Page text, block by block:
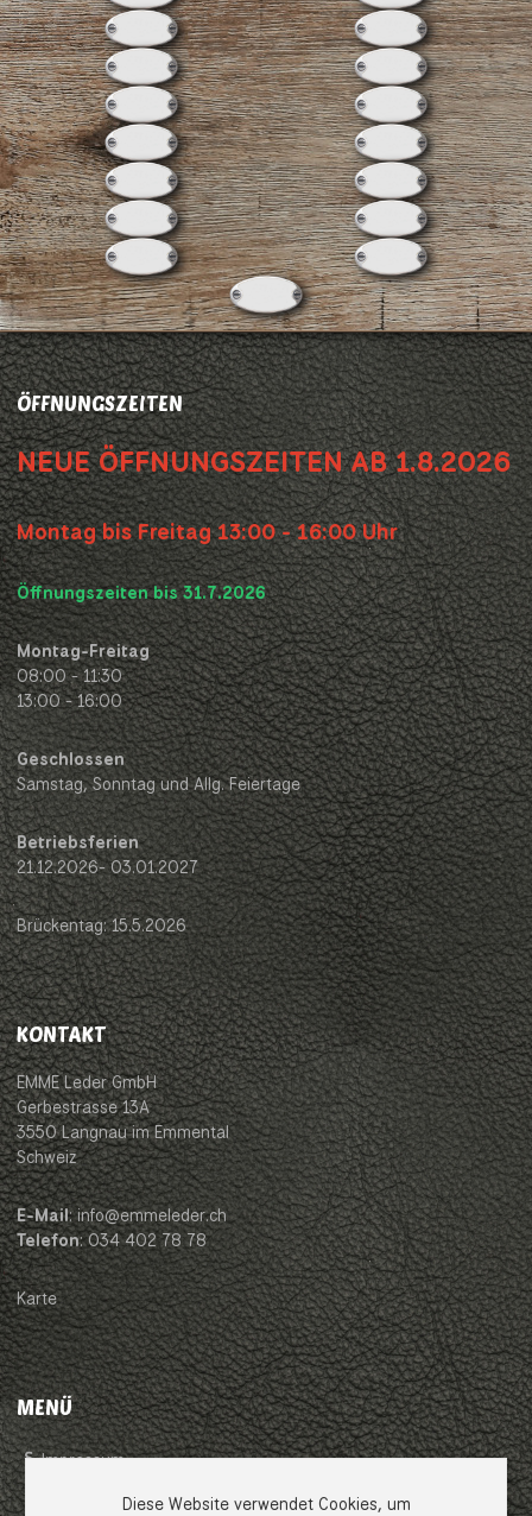
ÖFFNUNGSZEITEN
NEUE ÖFFNUNGSZEITEN AB 1.8.2026
Montag bis Freitag 13:00 - 16:00 Uhr
Öffnungszeiten bis 31.7.2026
Montag-Freitag
08:00 - 11:30
13:00 - 16:00
Geschlossen
Samstag, Sonntag und Allg. Feiertage
Betriebsferien
21.12.2026- 03.01.2027
Brückentag: 15.5.2026
KONTAKT
EMME Leder GmbH
Gerbestrasse 13A
3550 Langnau im Emmental
Schweiz
E-Mail: info@emmeleder.ch
Telefon: 034 402 78 78
Karte
MENÜ
Impressum
Diese Website verwendet Cookies, um